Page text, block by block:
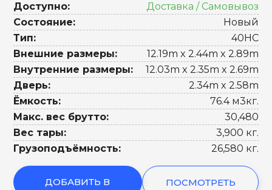
Доступно:
Доставка / Самовывоз
Состояние:
Новый
Тип:
40HC
Внешние размеры:
12.19m x 2.44m x 2.89m
Внутренние размеры:
12.03m x 2.35m x 2.69m
Дверь:
2.34m x 2.58m
Ёмкость:
76.4 м3кг.
Макс. вес брутто:
30,480
Вес тары:
3,900 кг.
Грузоподъёмность:
26,580 кг.
ДОБАВИТЬ В ПОСМОТРЕТЬ